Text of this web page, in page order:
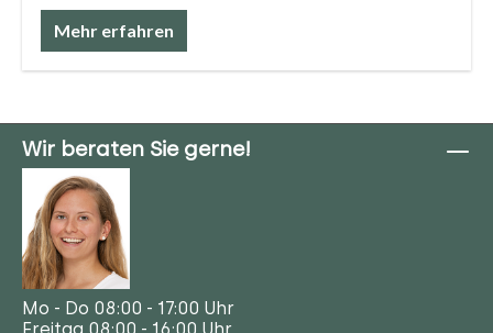
Mehr erfahren
Wir beraten Sie gerne!
Mo - Do 08:00 - 17:00 Uhr